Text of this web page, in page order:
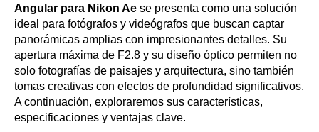
Angular para Nikon Ae se presenta como una solución
ideal para fotógrafos y videógrafos que buscan captar
panorámicas amplias con impresionantes detalles. Su
apertura máxima de F2.8 y su diseño óptico permiten no
solo fotografías de paisajes y arquitectura, sino también
tomas creativas con efectos de profundidad significativos.
A continuación, exploraremos sus características,
especificaciones y ventajas clave.